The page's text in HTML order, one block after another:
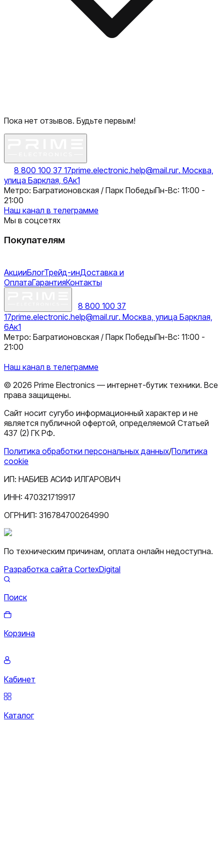
Пока нет отзывов. Будьте первым!
8 800 100 37 17prime.electronic.help@mail.ruг. Москва,
улица Барклая, 6Ак1
Метро: Багратионовская / Парк ПобедыПн-Вс: 11:00 -
21:00
Наш канал в телеграмме
Мы в соцсетях
Покупателям
АкцииБлогТрейд-инДоставка и
ОплатаГарантияКонтакты
8 800 100 37
17prime.electronic.help@mail.ruг. Москва, улица Барклая,
6Ак1
Метро: Багратионовская / Парк ПобедыПн-Вс: 11:00 -
21:00
Наш канал в телеграмме
© 2026 Prime Electronics — интернет-бутик техники. Все
права защищены.
Сайт носит сугубо информационный характер и не
является публичной офертой, определяемой Статьей
437 (2) ГК РФ.
Политика обработки персональных данных/Политика
cookie
ИП: НАБИЕВ АСИФ ИЛГАРОВИЧ
ИНН: 470321719917
ОГРНИП: 316784700264990
По техническим причинам, оплата онлайн недоступна.
Разработка сайта CortexDigital
Поиск
Корзина
Кабинет
Каталог